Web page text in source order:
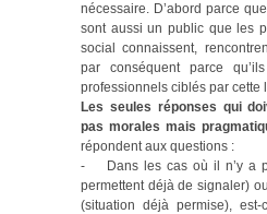
nécessaire. D’abord parce
sont aussi un public que les
social connaissent,
par conséquent parce
professionnels ciblés par cette
Les seules réponses qui
pas morales mais
répondent aux questions :
- Dans les cas où il n’y a
permettent déjà de signaler)
(situation déjà permise),